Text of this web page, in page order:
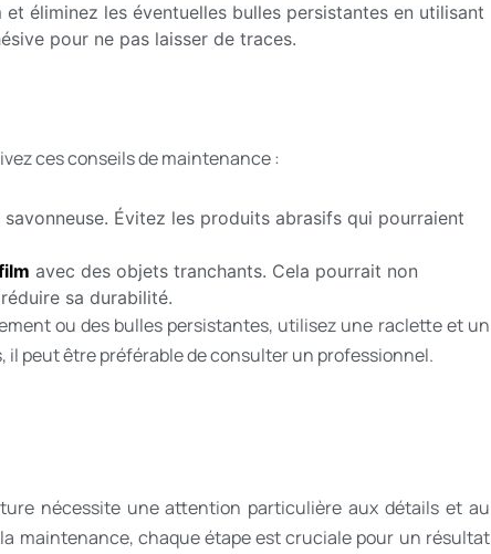
et éliminez les éventuelles bulles persistantes en utilisant
pour ne pas laisser de traces.
ces conseils de maintenance :
savonneuse. Évitez les produits abrasifs qui pourraient
avec des objets tranchants. Cela pourrait non
sa durabilité.
ou des bulles persistantes, utilisez une raclette et un
il peut être préférable de consulter un professionnel.
nécessite une attention particulière aux détails et au
maintenance, chaque étape est cruciale pour un résultat